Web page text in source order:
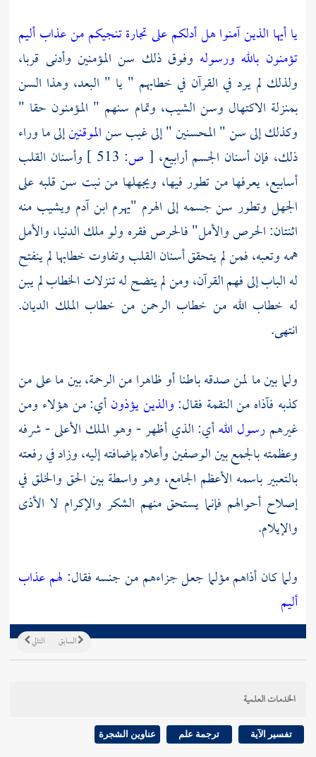
يا أيها الذين آمنوا هل أدلكم على تجارة تنجيكم من عذاب أليم
تؤمنون بالله ورسوله وفوق ذلك سن المؤمنين وأدنى قربا،
ولذلك لم يرد في القرآن في خطابهم " يا " البعد، وهذا السن
بمنزلة الاكتهال وسن الشيب، وتمام سنهم " المؤمنون حقا "
وكذلك إلى سن " المحسنين " إلى غيب سنالموقنينإلى ما وراء
ذلك، فإن أسنان الجسم أرابيع، [ ص:
وأسنان القلب
أسابيع، يعرفها من تطور فيها، ويجهلها من نبت سن قلبه على
الجهل وتطور سن جسمه إلى الهرم "يهرم ابنآدم ويشيب منه
اثنتان: الحرص والأمل" فالحرص فقره ولو ملك الدنيا، والأمل
همه وتعبه، فمن لم يتحقق أسنان القلب وتفاوت خطابها لم ينفتح
له الباب إلى فهم القرآن، ومن لم يتضح له تنزلات الخطاب لم يبن
له خطاب الله من خطاب الرحمن من خطاب الملك الديان.
انتهى.
ولما بين ما لمن صدقه باطنا أو ظاهرا من الرحمة، بين ما على من
كذبه فآذاه من النقمة فقال:والذين يؤذونأي: من هؤلاء ومن
غيرهمرسول اللهأي: الذي أظهر - وهو الملك الأعلى - شرفه
وعظمته بالجمع بين الوصفين وأعلاه بإضافته إليه، وزاد في رفعته
بالتعبير باسمه الأعظم الجامع، وهو واسطة بين الحق والخلق في
إصلاح أحوالهم فإنما يستحق منهم الشكر والإكرام لا الأذى
والإيلام.
ولما كان أذاهم مؤلما جعل جزاءهم من جنسه فقال: لهم عذاب
أليم
التالي السابق
الخدمات العلمية
تفسير الآية ترجمة علم عناوين الشجرة